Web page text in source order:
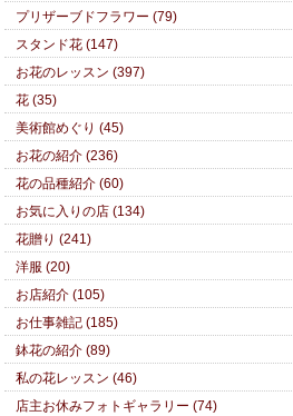
プリザーブドフラワー (79)
スタンド花 (147)
お花のレッスン (397)
花 (35)
美術館めぐり (45)
お花の紹介 (236)
花の品種紹介 (60)
お気に入りの店 (134)
花贈り (241)
洋服 (20)
お店紹介 (105)
お仕事雑記 (185)
鉢花の紹介 (89)
私の花レッスン (46)
店主お休みフォトギャラリー (74)